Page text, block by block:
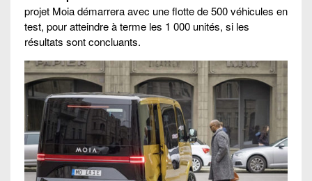
projet Moia démarrera avec une flotte de 500 véhicules en
test, pour atteindre à terme les 1 000 unités, si les
résultats sont concluants.